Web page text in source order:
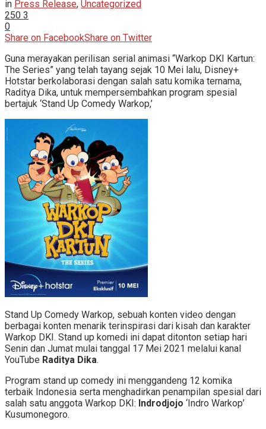
in Press Release, Uncategorized
250 3
0
Share on FacebookShare on Twitter
Guna merayakan perilisan serial animasi “Warkop DKI Kartun:
The Series” yang telah tayang sejak 10 Mei lalu, Disney+
Hotstar berkolaborasi dengan salah satu komika ternama,
Raditya Dika, untuk mempersembahkan program spesial
bertajuk ‘Stand Up Comedy Warkop,’
Stand Up Comedy Warkop, sebuah konten video dengan
berbagai konten menarik terinspirasi dari kisah dan karakter
Warkop DKI. Stand up komedi ini dapat ditonton setiap hari
Senin dan Jumat mulai tanggal 17 Mei 2021 melalui kanal
YouTube Raditya Dika.
Program stand up comedy ini menggandeng 12 komika
terbaik Indonesia serta menghadirkan penampilan spesial dari
salah satu anggota Warkop DKI: Indrodjojo ‘Indro Warkop’
Kusumonegoro.